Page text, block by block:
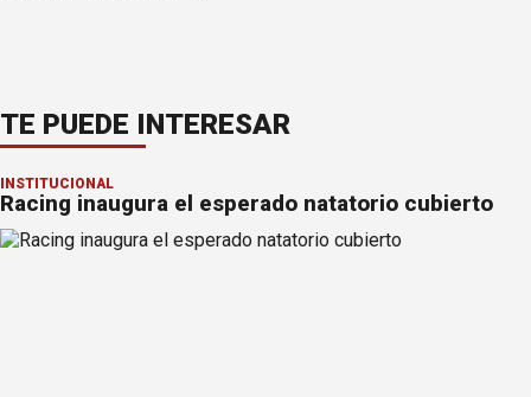
TE PUEDE INTERESAR
INSTITUCIONAL
Racing inaugura el esperado natatorio cubierto